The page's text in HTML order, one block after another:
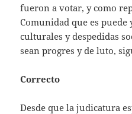
fueron a votar, y como
Comunidad que es puede
culturales y despedidas
sean progres y de luto,
Correcto
Desde que la judicatura